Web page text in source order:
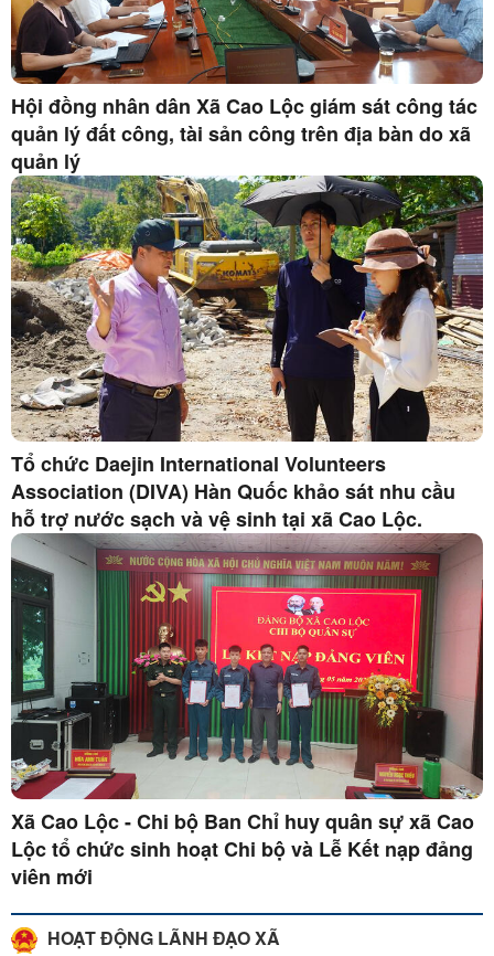
Hội đồng nhân dân Xã Cao Lộc giám sát công tác
quản lý đất công, tài sản công trên địa bàn do xã
quản lý
Tổ chức Daejin International Volunteers
Association (DIVA) Hàn Quốc khảo sát nhu cầu
hỗ trợ nước sạch và vệ sinh tại xã Cao Lộc.
Xã Cao Lộc - Chi bộ Ban Chỉ huy quân sự xã Cao
Lộc tổ chức sinh hoạt Chi bộ và Lễ Kết nạp đảng
viên mới
HOẠT ĐỘNG LÃNH ĐẠO XÃ